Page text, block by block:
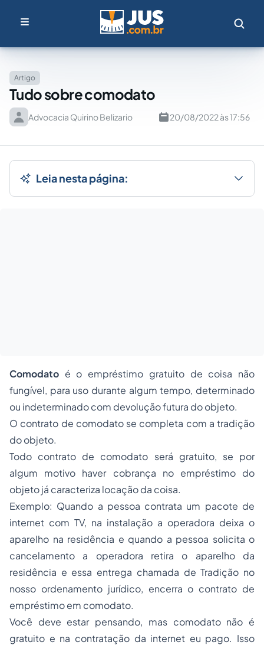
Artigo
Tudo sobre comodato
Advocacia Quirino Belizario 20/08/2022 às 17:56
Leia nesta página:
Comodato é o empréstimo gratuito de coisa não
fungível, para uso durante algum tempo, determinado
ou indeterminado com devolução futura do objeto.
O contrato de comodato se completa com a tradição
do objeto.
Todo contrato de comodato será gratuito, se por
algum motivo haver cobrança no empréstimo do
objeto já caracteriza locação da coisa.
Exemplo: Quando a pessoa contrata um pacote de
internet com TV, na instalação a operadora deixa o
aparelho na residência e quando a pessoa solicita o
cancelamento a operadora retira o aparelho da
residência e essa entrega chamada de Tradição no
nosso ordenamento jurídico, encerra o contrato de
empréstimo em comodato.
Você deve estar pensando, mas comodato não é
gratuito e na contratação da internet eu pago. Isso